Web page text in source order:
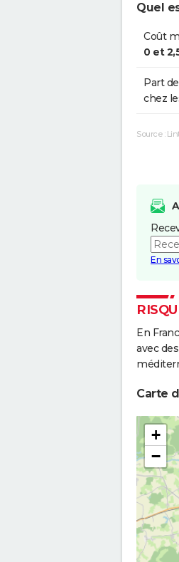
Boue
Quel
Coût
0 et
Part
chez
Source :
En
En
avec
Carte
+
−